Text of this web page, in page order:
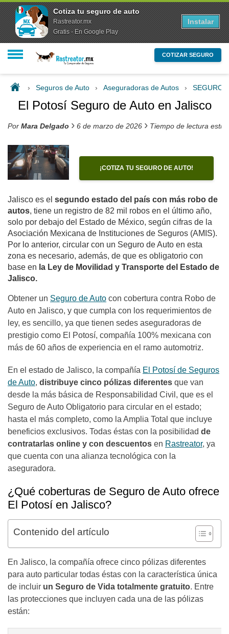
COTIZAR SEGURO
› Seguros de Auto › Aseguradoras de Autos ›
El Potosí Seguro de Auto en Jalisco
Por Mara Delgado › 6 de marzo de 2026 › Tiempo de lectura
¡COTIZA TU SEGURO DE AUTO!
Jalisco es el segundo estado del país con más robo de
autos, tiene un registro de 82 mil robos en el último año,
solo por debajo del Estado de México, según cifras de la
Asociación Mexicana de Instituciones de Seguros (AMIS).
Por lo anterior, circular con un Seguro de Auto en esta
zona es necesario, además, de que es obligatorio con
base en la Ley de Movilidad y Transporte del Estado de
Jalisco.
Obtener un Seguro de Auto con cobertura contra Robo de
Auto en Jalisco, y que cumpla con los requerimientos de
ley, es sencillo, ya que tienen sedes aseguradoras de
prestigio como El Potosí, compañía 100% mexicana con
más de 60 años de experiencia en el ramo automotriz.
En el estado de Jalisco, la compañía El Potosí de Seguros
de Auto, distribuye cinco pólizas diferentes que van
desde la más básica de Responsabilidad Civil, que es el
Seguro de Auto Obligatorio para circular en el estado;
hasta el más completo, como la Amplia Total que incluye
beneficios exclusivos. Todas éstas con la posibilidad de
contratarlas online y con descuentos en Rastreator, ya
que cuenta con una alianza tecnológica con la
aseguradora.
¿Qué coberturas de Seguro de Auto ofrece
El Potosí en Jalisco?
Contenido del artículo
En Jalisco, la compañía ofrece cinco pólizas diferentes
para auto particular todas éstas con la característica única
de incluir un Seguro de Vida totalmente gratuito. Entre
las protecciones que incluyen cada una de las pólizas
están:
Cotiza tu seguro de auto
Rastreator.mx
Gratis - En Google Play
Instalar